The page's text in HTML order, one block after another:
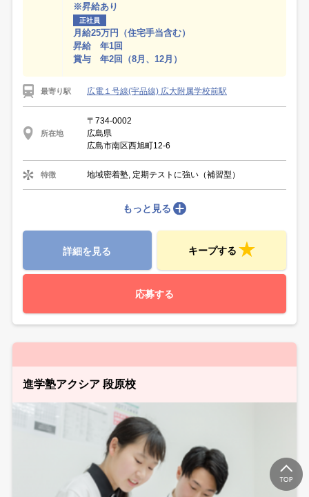
※昇給あり
正社員
月給25万円（住宅手当含む）
昇給 年1回
賞与 年2回（8月、12月）
最寄り駅 広電１号線(宇品線) 広大附属学校前駅
所在地
〒734-0002
広島県
広島市南区西旭町12-6
特徴 地域密着塾, 定期テストに強い（補習型）
もっと見る
詳細を見る キープする
応募する
進学塾アクシア 段原校